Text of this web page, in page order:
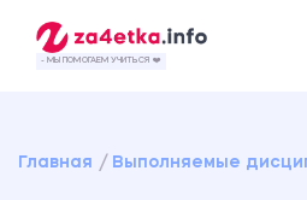
- МЫ ПОМОГАЕМ УЧИТЬСЯ ❤️
Главная Выполняемые